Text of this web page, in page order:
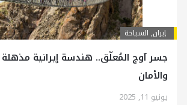
إيران, السياحة
جسر آوج المُعلّق.. هندسة إيرانية مذهلة
والأمان
يونيو 11, 2025